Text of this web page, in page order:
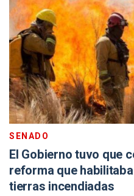
SENADO
El Gobierno tuvo que
reforma que
tierras incendiadas